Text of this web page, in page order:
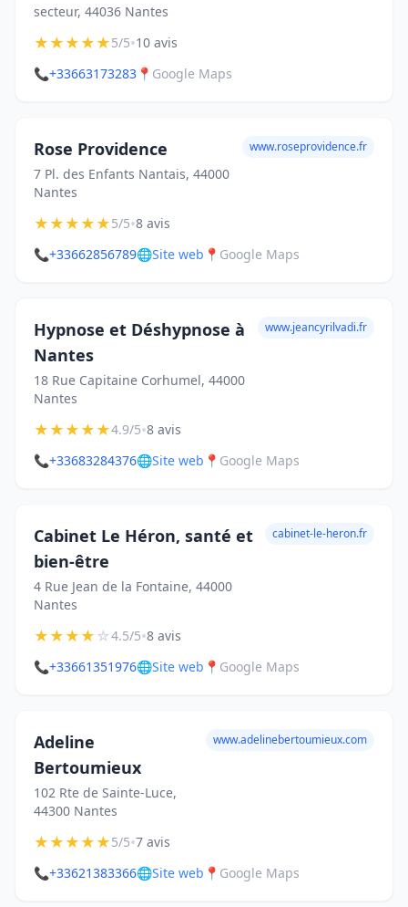
secteur, 44036 Nantes
★★★★★5/5•10 avis
📞+33663173283 📍 Google Maps
Rose Providence
7 Pl. des Enfants Nantais, 44000
Nantes
www.roseprovidence.fr
★★★★★5/5•8 avis
📞+33662856789🌐Site web 📍 Google Maps
Hypnose et Déshypnose à
Nantes
18 Rue Capitaine Corhumel, 44000
Nantes
www.jeancyrilvadi.fr
★★★★★4.9/5•8 avis
📞+33683284376🌐Site web 📍 Google Maps
Cabinet Le Héron, santé et
bien-être
4 Rue Jean de la Fontaine, 44000
Nantes
cabinet-le-heron.fr
★★★★☆4.5/5•8 avis
📞+33661351976🌐Site web 📍 Google Maps
Adeline
Bertoumieux
102 Rte de Sainte-Luce,
44300 Nantes
www.adelinebertoumieux.com
★★★★★5/5•7 avis
📞+33621383366🌐Site web 📍 Google Maps